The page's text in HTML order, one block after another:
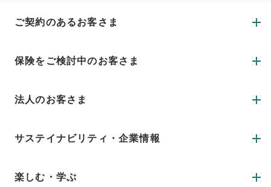
ご契約のあるお客さま
保険をご検討中のお客さま
法人のお客さま
サステイナビリティ・企業情報
楽しむ・学ぶ